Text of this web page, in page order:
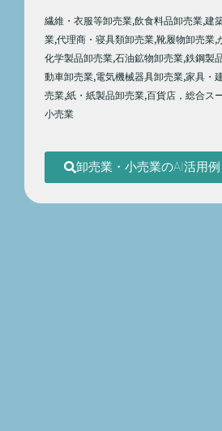
繊維・衣服等卸売業,飲食料品卸売業,建
業,代理商・寝具類卸売業,靴履物卸売業
化学製品卸売業,石油鉱物卸売業,鉄鋼製
動車卸売業,電気機械器具卸売業,家具・
売業,紙・紙製品卸売業,百貨店，総合ス
小売業
卸売業・小売業のAI活用